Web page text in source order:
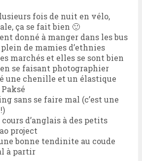
fois de nuit en vélo,
ça se fait bien 🙂
donné à manger dans les bus
de mamies d’ethnies
marchés et elles se sont bien
se faisant photographier
une chenille et un élastique
sans se faire mal (c’est une
d’anglais à des petits
project
bonne tendinite au coude
à partir